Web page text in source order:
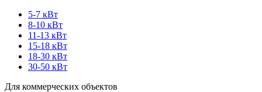
5-7 кВт
8-10 кВт
11-13 кВт
15-18 кВт
18-30 кВт
30-50 кВт
Для коммерческих объектов